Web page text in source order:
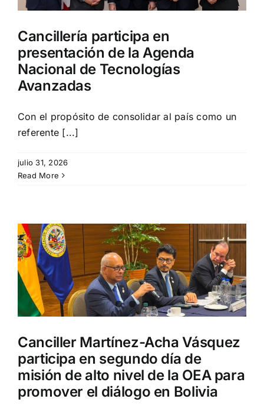
Cancillería participa en
presentación de la Agenda
Nacional de Tecnologías
Avanzadas
Con el propósito de consolidar al país como un
referente [...]
julio 31, 2026
Read More
Canciller Martínez-Acha Vásquez
participa en segundo día de
misión de alto nivel de la OEA para
promover el diálogo en Bolivia